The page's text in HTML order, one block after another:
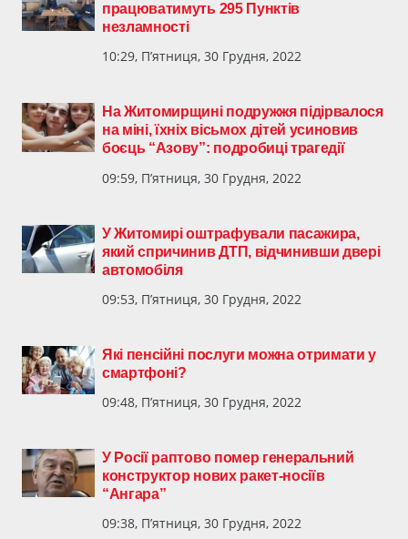
працюватимуть 295 Пунктів
незламності
10:29, П’ятниця, 30 Грудня, 2022
На Житомирщині подружжя підірвалося
на міні, їхніх вісьмох дітей усиновив
боєць “Азову”: подробиці трагедії
09:59, П’ятниця, 30 Грудня, 2022
У Житомирі оштрафували пасажира,
який спричинив ДТП, відчинивши двері
автомобіля
09:53, П’ятниця, 30 Грудня, 2022
Які пенсійні послуги можна отримати у
смартфоні?
09:48, П’ятниця, 30 Грудня, 2022
У Росії раптово помер генеральний
конструктор нових ракет-носіїв
“Ангара”
09:38, П’ятниця, 30 Грудня, 2022